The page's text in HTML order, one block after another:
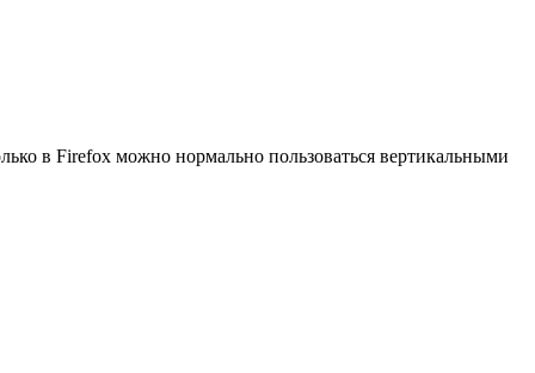
в Firefox можно нормально пользоваться вертикальными